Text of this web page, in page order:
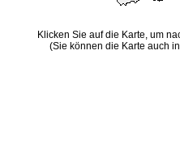
Klicken Sie auf die Karte, um
(Sie können die Karte auch